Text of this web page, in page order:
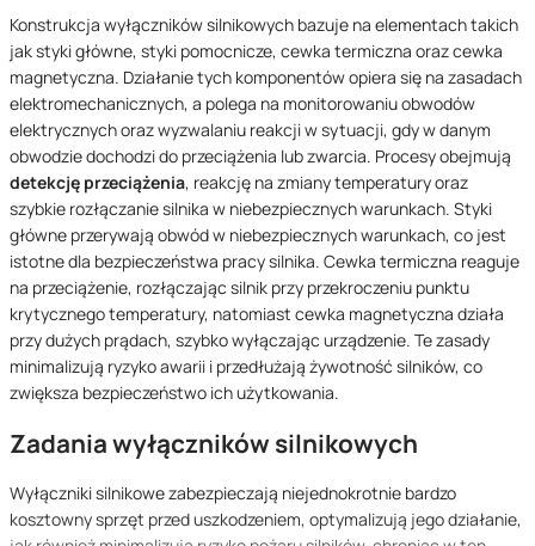
Konstrukcja wyłączników silnikowych bazuje na elementach takich
jak styki główne, styki pomocnicze, cewka termiczna oraz cewka
magnetyczna. Działanie tych komponentów opiera się na zasadach
elektromechanicznych, a polega na monitorowaniu obwodów
elektrycznych oraz wyzwalaniu reakcji w sytuacji, gdy w danym
obwodzie dochodzi do przeciążenia lub zwarcia. Procesy obejmują
detekcję przeciążenia, reakcję na zmiany temperatury oraz
szybkie rozłączanie silnika w niebezpiecznych warunkach. Styki
główne przerywają obwód w niebezpiecznych warunkach, co jest
istotne dla bezpieczeństwa pracy silnika. Cewka termiczna reaguje
na przeciążenie, rozłączając silnik przy przekroczeniu punktu
krytycznego temperatury, natomiast cewka magnetyczna działa
przy dużych prądach, szybko wyłączając urządzenie. Te zasady
minimalizują ryzyko awarii i przedłużają żywotność silników, co
zwiększa bezpieczeństwo ich użytkowania.
Zadania wyłączników silnikowych
Wyłączniki silnikowe zabezpieczają niejednokrotnie bardzo
kosztowny sprzęt przed uszkodzeniem, optymalizują jego działanie,